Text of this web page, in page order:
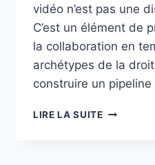
vidéo n’est pas une
C’est un élément de
la collaboration en
archétypes de la
construire un
LIRE LA SUITE